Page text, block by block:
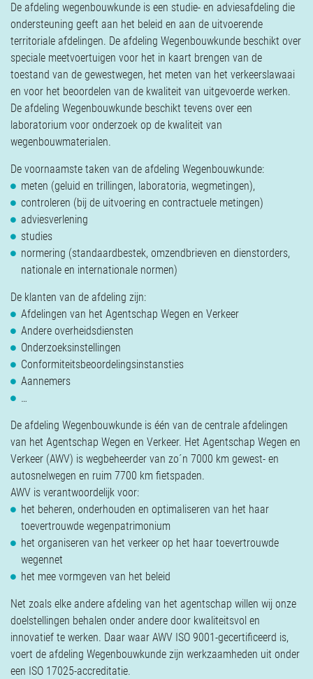
De afdeling wegenbouwkunde is een studie- en adviesafdeling die
ondersteuning geeft aan het beleid en aan de uitvoerende
territoriale afdelingen. De afdeling Wegenbouwkunde beschikt over
speciale meetvoertuigen voor het in kaart brengen van de
toestand van de gewestwegen, het meten van het verkeerslawaai
en voor het beoordelen van de kwaliteit van uitgevoerde werken.
De afdeling Wegenbouwkunde beschikt tevens over een
laboratorium voor onderzoek op de kwaliteit van
wegenbouwmaterialen.
De voornaamste taken van de afdeling Wegenbouwkunde:
meten (geluid en trillingen, laboratoria, wegmetingen),
controleren (bij de uitvoering en contractuele metingen)
adviesverlening
studies
normering (standaardbestek, omzendbrieven en dienstorders,
nationale en internationale normen)
De klanten van de afdeling zijn:
Afdelingen van het Agentschap Wegen en Verkeer
Andere overheidsdiensten
Onderzoeksinstellingen
Conformiteitsbeoordelingsinstansties
Aannemers
…
De afdeling Wegenbouwkunde is één van de centrale afdelingen
van het Agentschap Wegen en Verkeer. Het Agentschap Wegen en
Verkeer (AWV) is wegbeheerder van zo´n 7000 km gewest- en
autosnelwegen en ruim 7700 km fietspaden.
AWV is verantwoordelijk voor:
het beheren, onderhouden en optimaliseren van het haar
toevertrouwde wegenpatrimonium
het organiseren van het verkeer op het haar toevertrouwde
wegennet
het mee vormgeven van het beleid
Net zoals elke andere afdeling van het agentschap willen wij onze
doelstellingen behalen onder andere door kwaliteitsvol en
innovatief te werken. Daar waar AWV ISO 9001-gecertificeerd is,
voert de afdeling Wegenbouwkunde zijn werkzaamheden uit onder
een ISO 17025-accreditatie.